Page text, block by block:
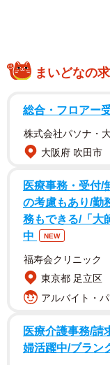
そんなはみーさん
が消えた子猫。そ
とはみーさんの涙
「泣いてしまった
まいどなの
総合・フロアー
株式会社パソナ・
大阪府 吹田市
医療事務・受付/
の考慮もあり/勤
務もできる/「大
中
NEW
福寿会クリニック
東京都 足立区
アルバイト・
医療介護事務/請
婦活躍中/ブラン